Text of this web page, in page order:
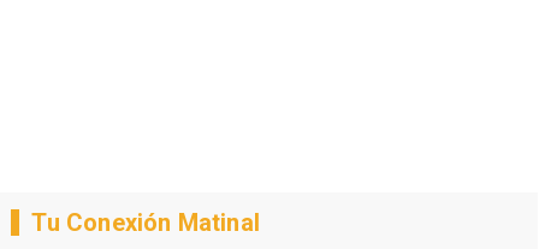
Tu Conexión Matinal